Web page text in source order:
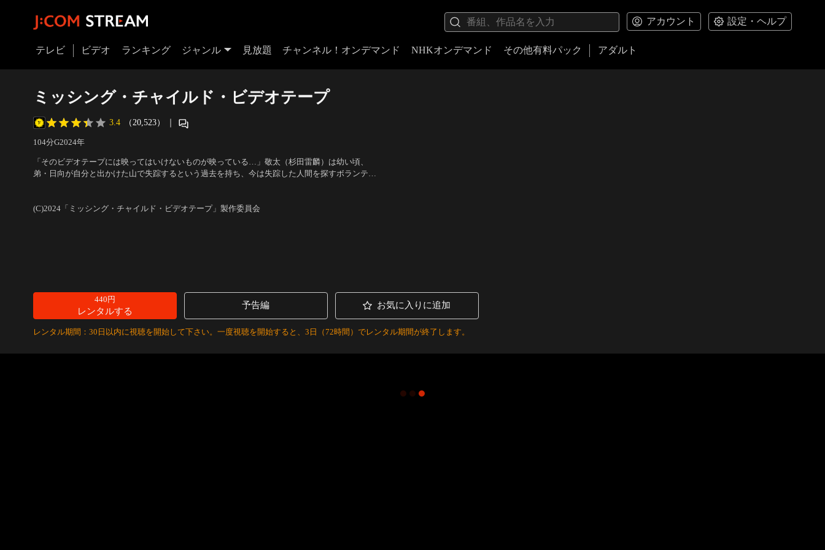
アカウント 設定・ヘルプ
テレビ ビデオ ランキング ジャンル 見放題 チャンネル！オンデマンド NHKオンデマンド その他有料パック アダルト
ミッシング・チャイルド・ビデオテープ
3.4 （20,523） ｜
104分G2024年
「そのビデオテープには映ってはいけないものが映っている…」敬太（杉田雷麟）は幼い頃、
弟・日向が自分と出かけた山で失踪するという過去を持ち、今は失踪した人間を探すボランティ
(C)2024「ミッシング・チャイルド・ビデオテープ」製作委員会
440円
レンタルする
予告編 お気に入りに追加
レンタル期間：30日以内に視聴を開始して下さい。一度視聴を開始すると、3日（72時間）でレンタル期間が終了します。